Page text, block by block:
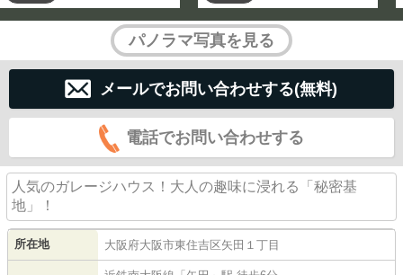
パノラマ写真を見る
メールでお問い合わせする(無料)
電話でお問い合わせする
人気のガレージハウス！大人の趣味に浸れる「秘密基
地」！
所在地 大阪府大阪市東住吉区矢田 １丁目